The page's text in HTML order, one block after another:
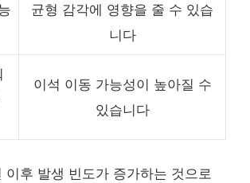
균형 감각에 영향을 줄 수 있습
니다
이석 이동 가능성이 높아질 수
있습니다
이후 발생 빈도가 증가하는 것으로